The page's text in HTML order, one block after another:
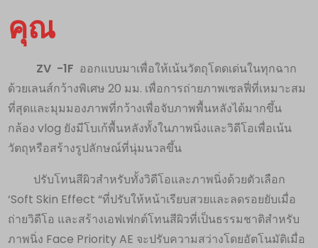
คุณ
ZV -1F ออกแบบมาเพื่อให้เน้นวัตถุโดดเด่นในทุกฉาก
ด้วยเลนส์กว้างพิเศษ 20 มม. เพื่อการถ่ายภาพเซลฟี่ที่เหมาะสม
ที่สุดและมุมมองภาพที่กว้างเพื่อจับภาพพื้นหลังได้มากขึ้น
กล้อง vlog ยังมีโบเก้พื้นหลังทั้งในภาพนิ่งและวิดีโอเพื่อเน้น
วัตถุหรือสร้างรูปลักษณ์ที่นุ่มนวลขึ้น
ปรับโทนสีผิวสำหรับทั้งวิดีโอและภาพนิ่งด้วยตัวเลือก
‘Soft Skin Effect “ที่ปรับให้หน้าเรียบสวยและลดรอยยับเมื่อ
ถ่ายวิดีโอ และสร้างเอฟเฟกต์โทนสีผิวที่เป็นธรรมชาติสำหรับ
ภาพนิ่ง Face Priority AE จะปรับความสว่างโดยอัตโนมัติเมื่อ